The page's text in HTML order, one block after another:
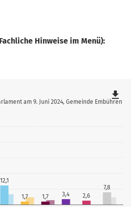
Hinweise im Menü):
12,1
1,7 1,7 3,4 2,6
7,8
am 9. Juni 2024, Gemeinde Embühren
file_download